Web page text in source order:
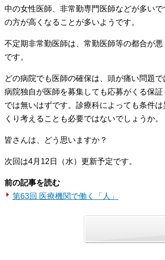
中の女性医師、非常勤専門医師などが多い
の方が高くなることが多いようです。
不定期非常勤医師は、常勤医師等の都合が
です。
どの病院でも医師の確保は、頭が痛い問題
病院独自が医師を募集しても応募がくる保
では無いはずです。診療科によっても条件
くり考えることも必要ではないでしょうか。
皆さんは、どう思いますか？
次回は4月12日（水）更新予定です。
前の記事を読む
第63回 医療機関で働く「人」